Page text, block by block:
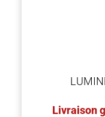
Livraison